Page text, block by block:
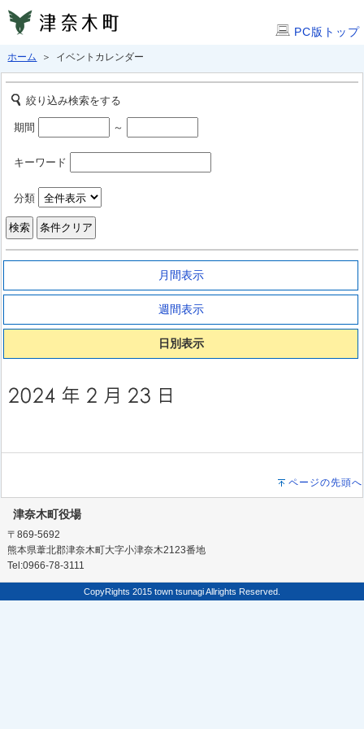
PC版トップ
ホーム ＞ イベントカレンダー
絞り込み検索をする
期間 ～
キーワード
分類
月間表示
週間表示
日別表示
ページの先頭へ
津奈木町役場
〒869-5692
熊本県葦北郡津奈木町大字小津奈木2123番地
Tel:0966-78-3111
CopyRights 2015 town tsunagi Allrights Reserved.